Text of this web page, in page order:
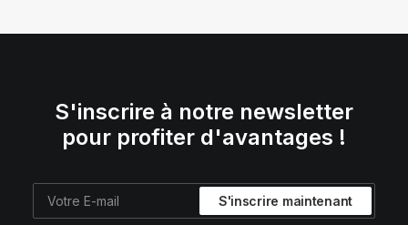
S'inscrire à notre newsletter
pour profiter d'avantages !